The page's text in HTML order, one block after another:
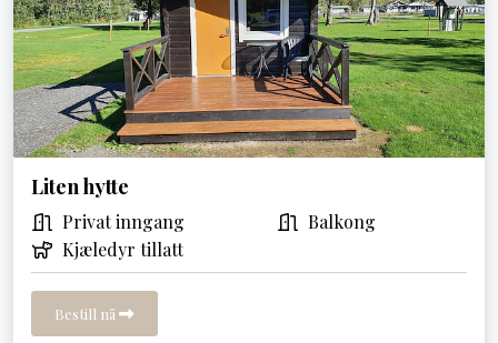
Liten hytte
Privat inngang
Balkong
Kjæledyr tillatt
Bestill nå